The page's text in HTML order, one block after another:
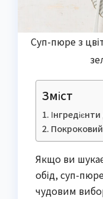
Суп-пюре з
Зміст
Якщо ви
обід, суп-
чудовим